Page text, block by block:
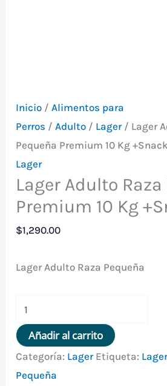
Inicio /Alimentos para
Perros /Adulto / Lager/ Lager
Pequeña Premium 10 Kg +Snack
Lager
Lager Adulto
Premium 10 Kg
$1,290.00
Lager Adulto Raza Pequeña
Adulto
Raza
Pequeña
Premium
Añadir al carrito
Categoría: Lager Etiqueta:
Pequeña